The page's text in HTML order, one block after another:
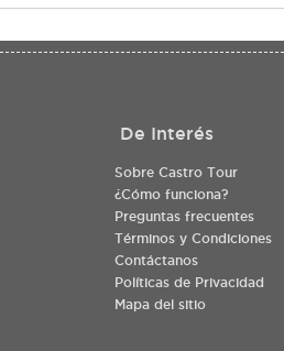
De Interés
Sobre Castro Tour
¿Cómo funciona?
Preguntas frecuentes
Términos y Condiciones
Contáctanos
Políticas de Privacidad
Mapa del sitio